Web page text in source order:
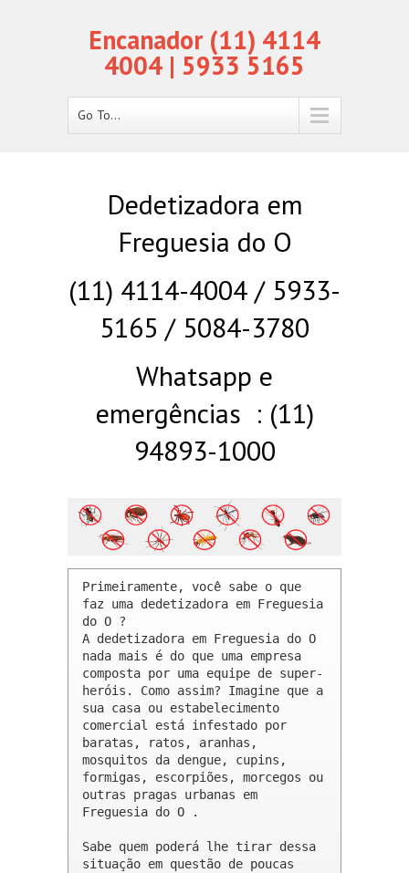
Encanador (11) 4114
4004 | 5933 5165
Go To...
Dedetizadora em
Freguesia do O
(11) 4114-4004 / 5933-
5165 / 5084-3780
Whatsapp e
emergências : (11)
94893-1000
Primeiramente, você sabe o que
faz uma dedetizadora em Freguesia
do O ?
A dedetizadora em Freguesia do O
nada mais é do que uma empresa
composta por uma equipe de super-
heróis. Como assim? Imagine que a
sua casa ou estabelecimento
comercial está infestado por
baratas, ratos, aranhas,
mosquitos da dengue, cupins,
formigas, escorpiões, morcegos ou
outras pragas urbanas em
Freguesia do O .
Sabe quem poderá lhe tirar dessa
situação em questão de poucas